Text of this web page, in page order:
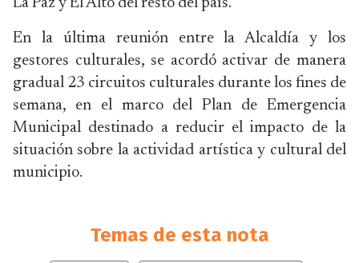
La Paz y El Alto del resto del país.
En la última reunión entre la Alcaldía y los
gestores culturales, se acordó activar de manera
gradual 23 circuitos culturales durante los fines de
semana, en el marco del Plan de Emergencia
Municipal destinado a reducir el impacto de la
situación sobre la actividad artística y cultural del
municipio.
Temas de esta nota